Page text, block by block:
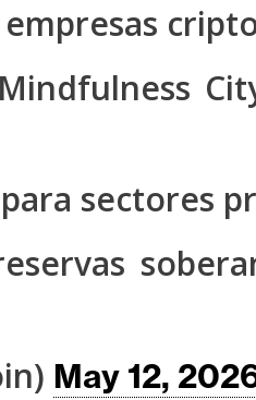
sectores
May 12,